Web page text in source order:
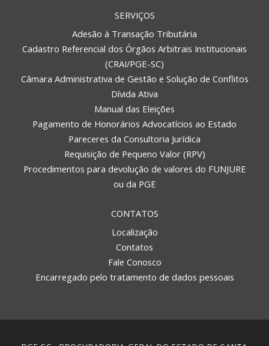
SERVIÇOS
Adesão à Transação Tributária
Cadastro Referencial dos Órgãos Arbitrais Institucionais
(CRAI/PGE-SC)
Câmara Administrativa de Gestão e Solução de Conflitos
Dívida Ativa
Manual das Eleições
Pagamento de Honorários Advocatícios ao Estado
Pareceres da Consultoria Jurídica
Requisição de Pequeno Valor (RPV)
Procedimentos para devolução de valores do FUNJURE
ou da PGE
CONTATOS
Localização
Contatos
Fale Conosco
Encarregado pelo tratamento de dados pessoais